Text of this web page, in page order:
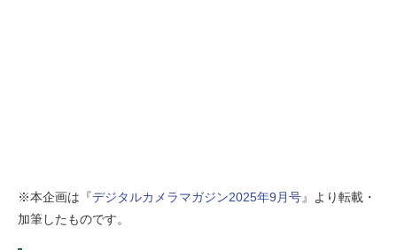
※本企画は『デジタルカメラマガジン2025年9月号』より転載・
加筆したものです。